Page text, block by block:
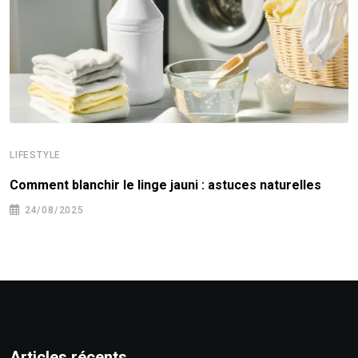
LIFESTYLE
Comment blanchir le linge jauni : astuces naturelles
24/08/2025